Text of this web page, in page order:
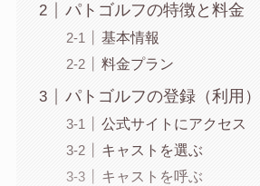
パトゴルフの特徴と料金
基本情報
料金プラン
パトゴルフの登録（利用
公式サイトにアクセス
キャストを選ぶ
キャストを呼ぶ